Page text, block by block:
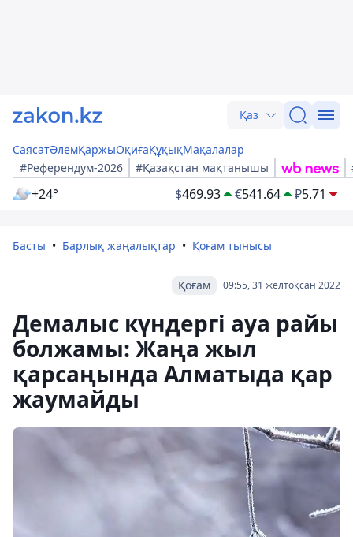
Қаз
СаясатӘлемҚаржыОқиғаҚұқықМақалалар
#Референдум-2026
#Қазақстан мақтанышы
+24° $469.93 €541.64 ₽5.71
Басты Барлық жаңалықтар Қоғам тынысы
09:55, 31 желтоқсан 2022
Қоғам
Демалыс күндергі ауа райы
болжамы: Жаңа жыл
қарсаңында Алматыда қар
жаумайды